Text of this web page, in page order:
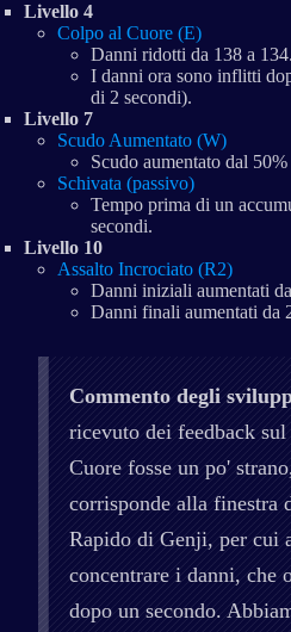
Livello 4
Colpo al Cuore (E)
Danni ridotti da 138 a 134.
I danni ora sono inflitti
di 2 secondi).
Livello 7
Scudo Aumentato (W)
Scudo aumentato dal
Schivata (passivo)
Tempo prima di un
secondi.
Livello 10
Assalto Incrociato (R2)
Danni iniziali aumentati
Danni finali aumentati da
Commento degli
ricevuto dei feedback
Cuore fosse un po'
corrisponde alla finestra
Rapido di Genji, per cui
concentrare i danni, che
dopo un secondo.